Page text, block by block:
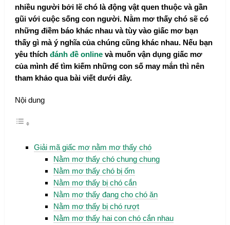
nhiều người bởi lẽ chó là động vật quen thuộc và gần
gũi với cuộc sống con người. Nằm mơ thấy chó sẽ có
những điềm báo khác nhau và tùy vào giấc mơ bạn
thấy gì mà ý nghĩa của chúng cũng khác nhau. Nếu bạn
yêu thích đánh đề onlinevà muốn vận dụng giấc mơ
của mình để tìm kiếm những con số may mắn thì nên
tham khảo qua bài viết dưới đây.
Nội dung
Giải mã giấc mơ nằm mơ thấy chó
Nằm mơ thấy chó chung chung
Nằm mơ thấy chó bị ốm
Nằm mơ thấy bị chó cắn
Nằm mơ thấy đang cho chó ăn
Nằm mơ thấy bị chó rượt
Nằm mơ thấy hai con chó cắn nhau